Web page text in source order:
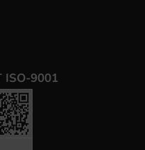
ISO-9001